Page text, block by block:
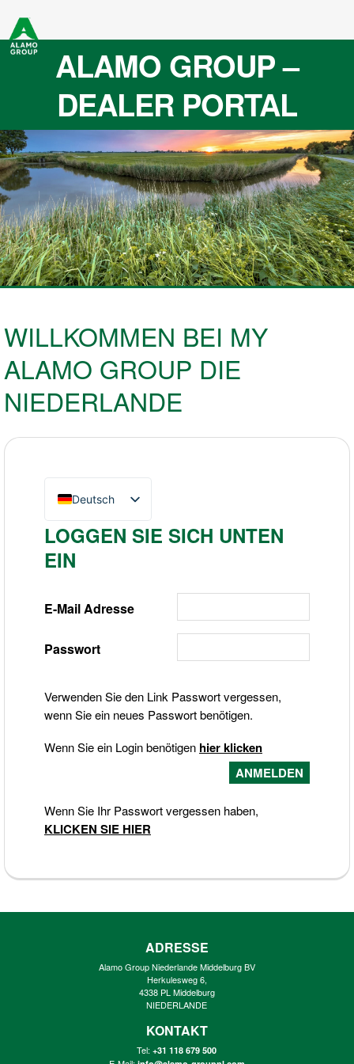
ALAMO GROUP –
DEALER PORTAL
WILLKOMMEN BEI MY
ALAMO GROUP DIE
NIEDERLANDE
Deutsch
English (UK)
Nederlands
LOGGEN SIE SICH UNTEN
EIN
E-Mail Adresse
Passwort
Verwenden Sie den Link Passwort vergessen,
wenn Sie ein neues Passwort benötigen.
Wenn Sie ein Login benötigen hier klicken
Wenn Sie Ihr Passwort vergessen haben,
KLICKEN SIE HIER
ADRESSE
Alamo Group Niederlande Middelburg BV
Herkulesweg 6,
4338 PL Middelburg
NIEDERLANDE
KONTAKT
Tel:+31 118 679 500